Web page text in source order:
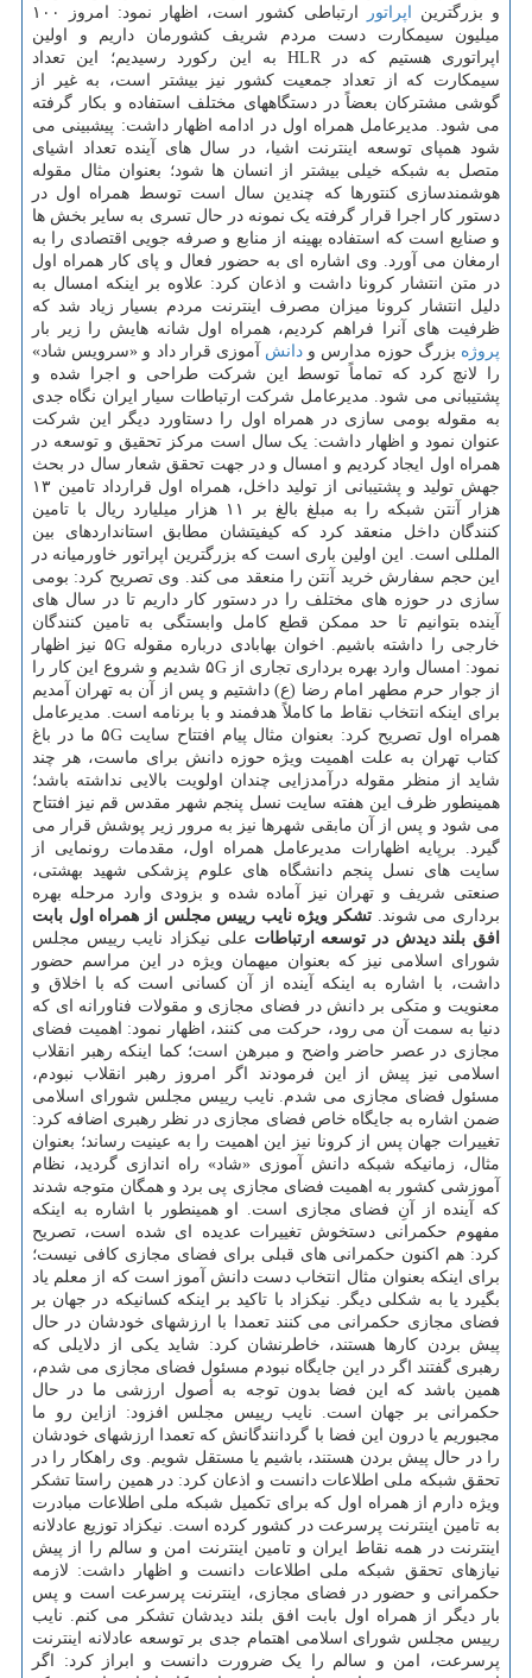
و بزرگترین اپراتور
ارتباطی کشور است، اظهار نمود: امروز ۱۰۰
میلیون سیمکارت دست مردم شریف کشورمان داریم و اولین
اپراتوری هستیم که در HLR به این رکورد رسیدیم؛ این تعداد
سیمکارت که از تعداد جمعیت کشور نیز بیشتر است، به غیر از
گوشی مشترکان بعضاً در دستگاههای مختلف استفاده و بکار گرفته
می شود. مدیرعامل همراه اول در ادامه اظهار داشت: پیشبینی می
شود همپای توسعه اینترنت اشیا، در سال های آینده تعداد اشیای
متصل به شبکه خیلی بیشتر از انسان ها شود؛ بعنوان مثال مقوله
هوشمندسازی کنتورها که چندین سال است توسط همراه اول در
دستور کار اجرا قرار گرفته یک نمونه در حال تسری به سایر بخش ها
و صنایع است که استفاده بهینه از منابع و صرفه جویی اقتصادی را به
ارمغان می آورد. وی اشاره ای به حضور فعال و پای کار همراه اول
در متن انتشار کرونا داشت و اذعان کرد: علاوه بر اینکه امسال به
دلیل انتشار کرونا میزان مصرف اینترنت مردم بسیار زیاد شد که
ظرفیت های آنرا فراهم کردیم، همراه اول شانه هایش را زیر بار
پروژه بزرگ حوزه مدارس و دانش آموزی قرار داد و «سرویس شاد»
را لانچ کرد که تماماً توسط این شرکت طراحی و اجرا شده و
پشتیبانی می شود. مدیرعامل شرکت ارتباطات سیار ایران نگاه جدی
به مقوله بومی سازی در همراه اول را دستاورد دیگر این شرکت
عنوان نمود و اظهار داشت: یک سال است مرکز تحقیق و توسعه در
همراه اول ایجاد کردیم و امسال و در جهت تحقق شعار سال در بحث
جهش تولید و پشتیبانی از تولید داخل، همراه اول قرارداد تامین ۱۳
هزار آنتن شبکه را به مبلغ بالغ بر ۱۱ هزار میلیارد ریال با تامین
کنندگان داخل منعقد کرد که کیفیتشان مطابق استانداردهای بین
المللی است. این اولین باری است که بزرگترین اپراتور خاورمیانه در
این حجم سفارش خرید آنتن را منعقد می کند. وی تصریح کرد: بومی
سازی در حوزه های مختلف را در دستور کار داریم تا در سال های
آینده بتوانیم تا حد ممکن قطع کامل وابستگی به تامین کنندگان
خارجی را داشته باشیم. اخوان بهابادی درباره مقوله ۵G نیز اظهار
نمود: امسال وارد بهره برداری تجاری از ۵G شدیم و شروع این کار را
از جوار حرم مطهر امام رضا (ع) داشتیم و پس از آن به تهران آمدیم
برای اینکه انتخاب نقاط ما کاملاً هدفمند و با برنامه است. مدیرعامل
همراه اول تصریح کرد: بعنوان مثال پیام افتتاح سایت ۵G ما در باغ
کتاب تهران به علت اهمیت ویژه حوزه دانش برای ماست، هر چند
شاید از منظر مقوله درآمدزایی چندان اولویت بالایی نداشته باشد؛
همینطور ظرف این هفته سایت نسل پنجم شهر مقدس قم نیز افتتاح
می شود و پس از آن مابقی شهرها نیز به مرور زیر پوشش قرار می
گیرد. برپایه اظهارات مدیرعامل همراه اول، مقدمات رونمایی از
سایت های نسل پنجم دانشگاه های علوم پزشکی شهید بهشتی،
صنعتی شریف و تهران نیز آماده شده و بزودی وارد مرحله بهره
برداری می شوند. تشکر ویژه نایب رییس مجلس از همراه اول بابت
افق بلند دیدش در توسعه ارتباطات علی نیکزاد نایب رییس مجلس
شورای اسلامی نیز که بعنوان میهمان ویژه در این مراسم حضور
داشت، با اشاره به اینکه آینده از آن کسانی است که با اخلاق و
معنویت و متکی بر دانش در فضای مجازی و مقولات فناورانه ای که
دنیا به سمت آن می رود، حرکت می کنند، اظهار نمود: اهمیت فضای
مجازی در عصر حاضر واضح و مبرهن است؛ کما اینکه رهبر انقلاب
اسلامی نیز پیش از این فرمودند اگر امروز رهبر انقلاب نبودم،
مسئول فضای مجازی می شدم. نایب رییس مجلس شورای اسلامی
ضمن اشاره به جایگاه خاص فضای مجازی در نظر رهبری اضافه کرد:
تغییرات جهان پس از کرونا نیز این اهمیت را به عینیت رساند؛ بعنوان
مثال، زمانیکه شبکه دانش آموزی «شاد» راه اندازی گردید، نظام
آموزشی کشور به اهمیت فضای مجازی پی برد و همگان متوجه شدند
که آینده از آنِ فضای مجازی است. او همینطور با اشاره به اینکه
مفهوم حکمرانی دستخوش تغییرات عدیده ای شده است، تصریح
کرد: هم اکنون حکمرانی های قبلی برای فضای مجازی کافی نیست؛
برای اینکه بعنوان مثال انتخاب دست دانش آموز است که از معلم یاد
بگیرد یا به شکلی دیگر. نیکزاد با تاکید بر اینکه کسانیکه در جهان بر
فضای مجازی حکمرانی می کنند تعمدا با ارزشهای خودشان در حال
پیش بردن کارها هستند، خاطرنشان کرد: شاید یکی از دلایلی که
رهبری گفتند اگر در این جایگاه نبودم مسئول فضای مجازی می شدم،
همین باشد که این فضا بدون توجه به أصول ارزشی ما در حال
حکمرانی بر جهان است. نایب رییس مجلس افزود: ازاین رو ما
مجبوریم یا درون این فضا با گردانندگانش که تعمدا ارزشهای خودشان
را در حال پیش بردن هستند، باشیم یا مستقل شویم. وی راهکار را در
تحقق شبکه ملی اطلاعات دانست و اذعان کرد: در همین راستا تشکر
ویژه دارم از همراه اول که برای تکمیل شبکه ملی اطلاعات مبادرت
به تامین اینترنت پرسرعت در کشور کرده است. نیکزاد توزیع عادلانه
اینترنت در همه نقاط ایران و تامین اینترنت امن و سالم را از پیش
نیازهای تحقق شبکه ملی اطلاعات دانست و اظهار داشت: لازمه
حکمرانی و حضور در فضای مجازی، اینترنت پرسرعت است و پس
بار دیگر از همراه اول بابت افق بلند دیدشان تشکر می کنم. نایب
رییس مجلس شورای اسلامی اهتمام جدی بر توسعه عادلانه اینترنت
پرسرعت، امن و سالم را یک ضرورت دانست و ابراز کرد: اگر